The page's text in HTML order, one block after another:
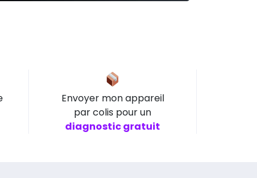
Envoyer mon appareil
par colis pour un
diagnostic gratuit